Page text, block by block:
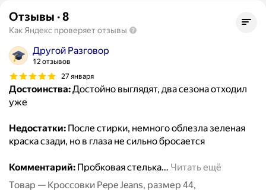
Отзывы ·8
Как Яндекс проверяет отзывы
Другой Разговор
12 отзывов
27 января
Достоинства:Достойно выглядят, два сезона отходил
уже
Недостатки: После стирки, немного облезла зеленая
краска сзади, но в глаза не сильно бросается
Комментарий: Пробковая стелька… Читать ещё
Товар — Кроссовки Pepe Jeans, размер 44,